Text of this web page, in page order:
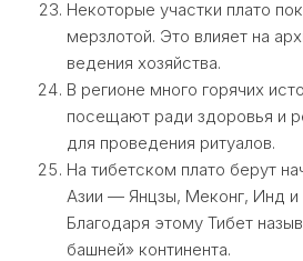
Некоторые участки плато
мерзлотой. Это влияет на
ведения хозяйства.
В регионе много горячих
посещают ради здоровья и
для проведения ритуалов.
На тибетском плато берут
Азии — Янцзы, Меконг, Инд и
Благодаря этому Тибет
башней» континента.